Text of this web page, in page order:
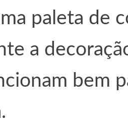
paleta de
a
bem